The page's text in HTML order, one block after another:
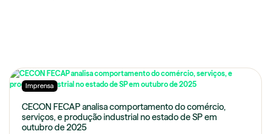
Imprensa
CECON FECAP analisa comportamento do comércio,
serviços, e produção industrial no estado de SP em
outubro de 2025